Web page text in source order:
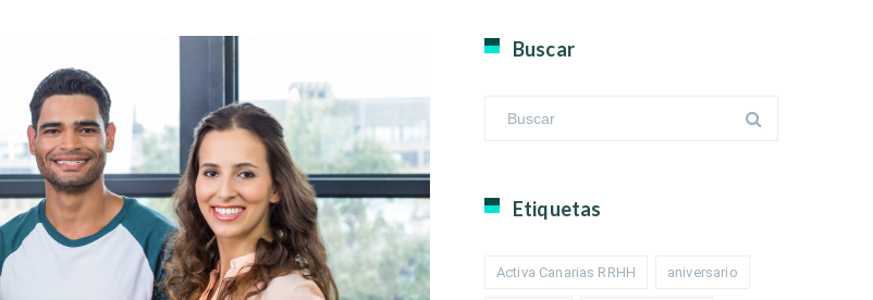
Buscar
Etiquetas
Activa Canarias RRHH aniversario